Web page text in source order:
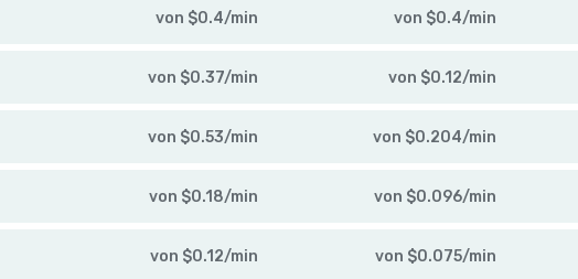
von $0.4/min von $0.4/min
von $0.37/min von $0.12/min
von $0.53/min von $0.204/min
von $0.18/min von $0.096/min
von $0.12/min von $0.075/min